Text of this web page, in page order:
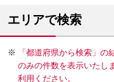
エリアで検索
「都道府県から検索」
のみの件数を表示いたし
利用ください。